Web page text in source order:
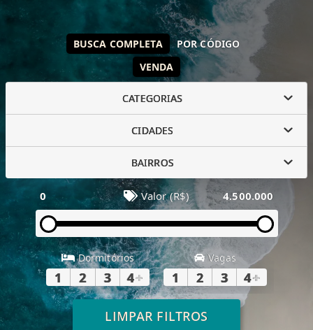
VENDA
BUSCA COMPLETA POR CÓDIGO
CATEGORIAS
CIDADES
BAIRROS
0 Valor (R$) 4.500.000
Dormitórios
1 2 3 4+
Vagas
1 2 3 4+
LIMPAR FILTROS